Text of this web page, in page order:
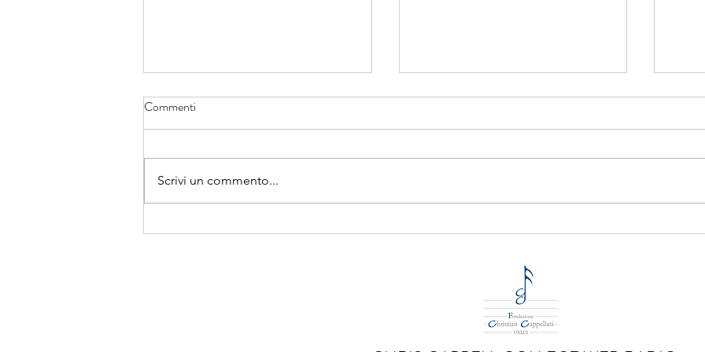
Notte dei Licei 2022
Il 6 maggio 2022 dalle ore 18:00
alla Notte Nazionale del Liceo
Classico....
FERMIAMO LA GUERRA
Commenti
Scrivi un commento...